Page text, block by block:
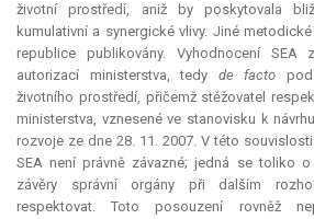
životní prostředí, aniž by poskytovala
kumulativní a synergické vlivy. Jiné
republice publikovány. Vyhodnocení SEA
autorizací ministerstva, tedy de facto
životního prostředí, přičemž stěžovatel
ministerstva, vznesené ve stanovisku k
rozvoje ze dne 28. 11. 2007. V této
SEA není právně závazné; jedná se toliko
závěry správní orgány při dalším
respektovat. Toto posouzení rovněž